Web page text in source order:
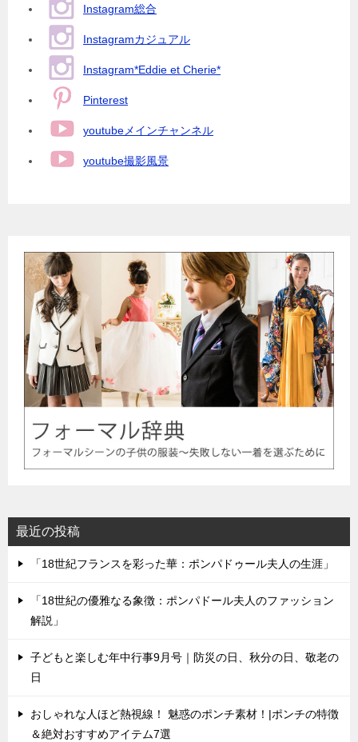
Instagram総合
Instagramカジュアル
Instagram*Eddie et Cherie*
Pinterest
youtubeメインチャンネル
youtube撮影風景
最近の投稿
「18世紀フランスを彩った華：ポンパドゥール夫人の生涯」
「18世紀の優雅なる象徴：ポンパドール夫人のファッション
解説」
子どもと楽しむ年中行事9月号｜防災の日、秋分の日、敬老の
日
おしゃれな人ほど熱視線！ 魅惑のポンチ素材！|ポンチの特徴
＆絶対おすすめアイテム7選